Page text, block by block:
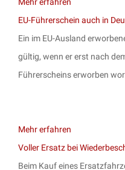
EU-Führerschein auch in
Ein im EU-Ausland
gültig, wenn er erst nach
Führerscheins erworben
Mehr erfahren
Voller Ersatz bei
Beim Kauf eines